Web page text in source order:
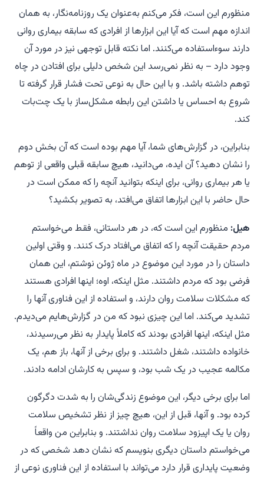
منظورم این است، فکر می‌کنم به‌عنوان یک روزنامه‌نگار، به همان
اندازه مهم است که آیا این ابزارها از افرادی که سابقه بیماری روانی
دارند سوءاستفاده می‌کنند. اما نکته قابل توجهی نیز در مورد آن
وجود دارد – به نظر نمی‌رسد این شخص دلیلی برای افتادن در چاه
توهم داشته باشد. و با این حال به نوعی تحت فشار قرار گرفته تا
شروع به احساس یا داشتن این رابطه مشکل‌ساز با یک چت‌بات
کند.
بنابراین، در گزارش‌های شما، آیا مهم بوده است که آن بخش دوم
را نشان دهید؟ آن ایده، می‌دانید، هیچ سابقه قبلی واقعی از توهم
یا هر بیماری روانی، برای اینکه بتوانید آنچه را که ممکن است در
حال حاضر با این ابزارها اتفاق می‌افتد، به تصویر بکشید؟
هیل: منظورم این است که، در هر داستانی، فقط می‌خواستم
مردم حقیقت آنچه را که اتفاق می‌افتاد درک کنند. و وقتی اولین
داستان را در مورد این موضوع در ماه ژوئن نوشتم، این همان
فرضی بود که مردم داشتند. مثل اینکه، اوه؛ اینها افرادی هستند
که مشکلات سلامت روان دارند، و استفاده از این فناوری آنها را
تشدید می‌کند. اما این چیزی نبود که من در گزارش‌هایم می‌دیدم.
مثل اینکه، اینها افرادی بودند که کاملاً پایدار به نظر می‌رسیدند،
خانواده داشتند، شغل داشتند. و برای برخی از آنها، باز هم، یک
مکالمه عجیب در یک شب بود، و سپس به کارشان ادامه دادند.
اما برای برخی دیگر، این موضوع زندگی‌شان را به شدت دگرگون
کرده بود. و آنها، قبل از این، هیچ چیز از نظر تشخیص سلامت
روان یا یک اپیزود سلامت روان نداشتند. و بنابراین من واقعاً
می‌خواستم داستان دیگری بنویسم که نشان دهد شخصی که در
وضعیت پایداری قرار دارد می‌تواند با استفاده از این فناوری نوعی از